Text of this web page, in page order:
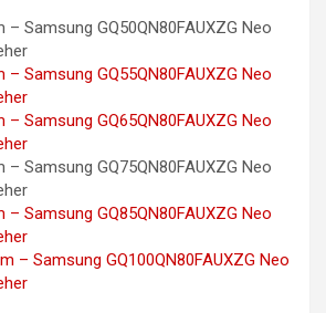
Samsung GQ50QN80FAUXZG Neo
Samsung GQ55QN80FAUXZG Neo
Samsung GQ65QN80FAUXZG Neo
Samsung GQ75QN80FAUXZG Neo
Samsung GQ85QN80FAUXZG Neo
– Samsung GQ100QN80FAUXZG Neo